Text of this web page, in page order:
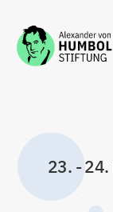
Zum Inhalt
23. -24.